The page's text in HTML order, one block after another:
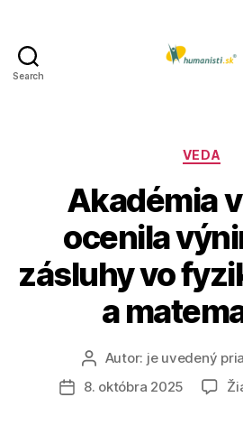
Search
VEDA
Akadémia
ocenila
zásluhy vo
a
Autor
článku
Autor: je uvedený
Dátum
8. októbra 2025